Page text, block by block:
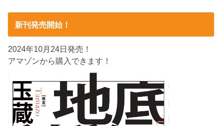
新刊発売開始！
2024年10月24日発売！
アマゾンから購入できます！